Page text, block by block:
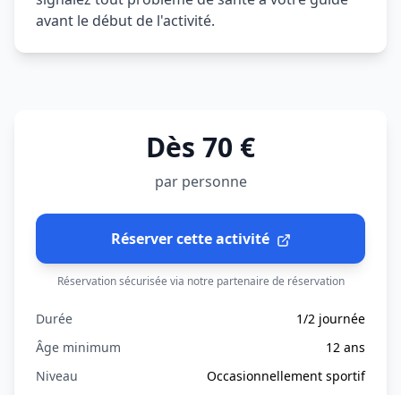
avant le début de l'activité.
Dès 70 €
par personne
Réserver cette activité
Réservation sécurisée via notre partenaire de réservation
Durée
1/2 journée
Âge minimum
12 ans
Niveau
Occasionnellement sportif